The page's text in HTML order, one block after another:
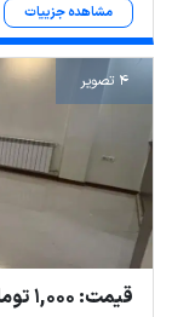
مشاهده جزییات
4 تصویر
قیمت: 1,000 تومان اجاره